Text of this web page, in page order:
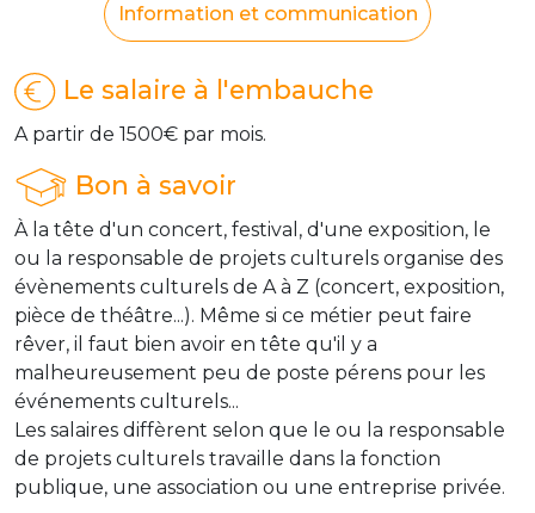
Information et communication
Le salaire à l'embauche
A partir de 1500€ par mois.
Bon à savoir
À la tête d'un concert, festival, d'une exposition, le
ou la responsable de projets culturels organise des
évènements culturels de A à Z (concert, exposition,
pièce de théâtre...). Même si ce métier peut faire
rêver, il faut bien avoir en tête qu'il y a
malheureusement peu de poste pérens pour les
événements culturels...
Les salaires diffèrent selon que le ou la responsable
de projets culturels travaille dans la fonction
publique, une association ou une entreprise privée.